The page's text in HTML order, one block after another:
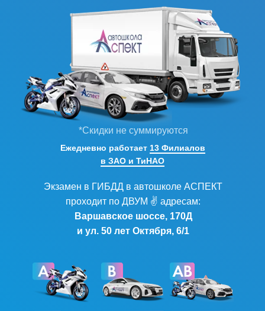
*Скидки не суммируются
Экзамен в ГИБДД в автошколе АСПЕКТ
проходит по ДВУМ ✌ адресам:
Варшавское шоссе, 170Д
и ул. 50 лет Октября, 6/1
Ежедневно работает 13 Филиалов
в ЗАО и ТиНАО